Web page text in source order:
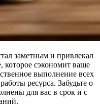
заметным и привлекал
сэкономит ваше
выполнение всех
ресурса. Забудьте о
для вас в срок и с